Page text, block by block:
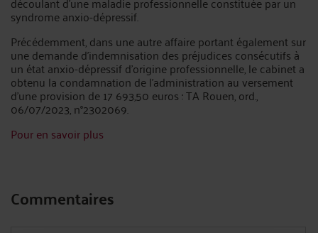
syndrome anxio-dépressif.
Précédemment, dans une autre affaire portant également sur
une demande d’indemnisation des préjudices consécutifs à
un état anxio-dépressif d’origine professionnelle, le cabinet a
obtenu la condamnation de l’administration au versement
d’une provision de 17 693,50 euros : TA Rouen, ord.,
06/07/2023, n°2302069.
Pour en savoir plus
Commentaires